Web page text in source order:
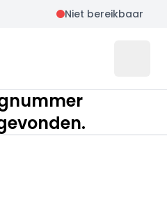
Niet bereikbaar